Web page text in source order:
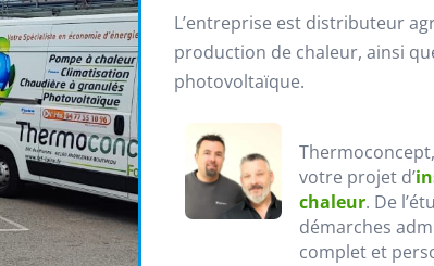
L’entreprise est distributeur
production de chaleur, ainsi
photovoltaïque.
votre projet d’
chaleur. De
démarches
complet et